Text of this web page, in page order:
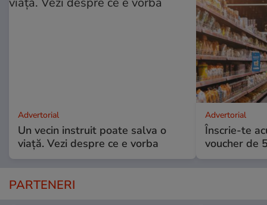
Advertorial
Un vecin instruit poate salva o
viață. Vezi despre ce e vorba
Advertorial
Înscrie-te
voucher de
PARTENERI